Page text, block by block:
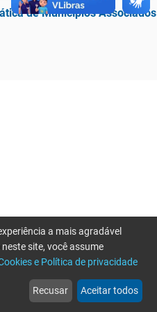
de Municípios Associados
web
Notícias
more_horiz
Mais
a mais agradável
site, você assume
e Política de privacidade
Recusar Aceitar todos
tente novamente